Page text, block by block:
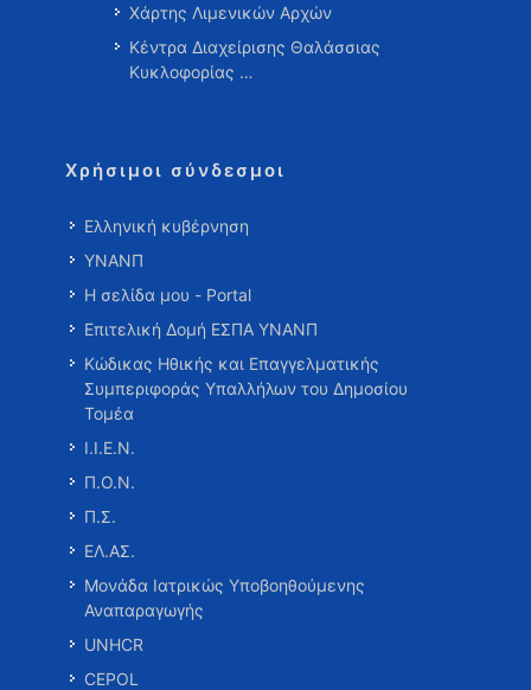
Χάρτης Λιμενικών Αρχών
Κέντρα Διαχείρισης Θαλάσσιας
Κυκλοφορίας …
Χρήσιμοι σύνδεσμοι
Ελληνική κυβέρνηση
ΥΝΑΝΠ
Η σελίδα μου - Portal
Επιτελική Δομή ΕΣΠΑ ΥΝΑΝΠ
Κώδικας Ηθικής και Επαγγελματικής
Συμπεριφοράς Υπαλλήλων του Δημοσίου
Τομέα
Ι.Ι.Ε.Ν.
Π.Ο.Ν.
Π.Σ.
ΕΛ.ΑΣ.
Μονάδα Ιατρικώς Υποβοηθούμενης
Αναπαραγωγής
UNHCR
CEPOL